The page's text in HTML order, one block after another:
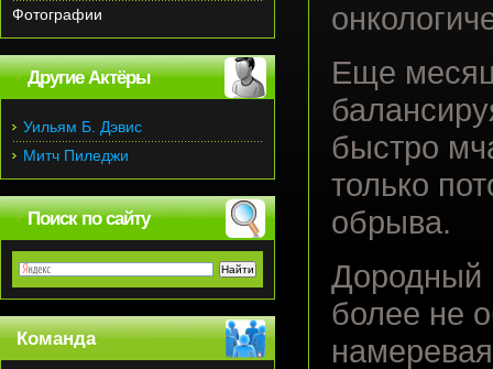
Еще
быстро
только
обрыва.
Дородный
более не
Фотографии
Другие Актёры
Уильям Б. Дэвис
Митч Пиледжи
Поиск по сайту
Команда